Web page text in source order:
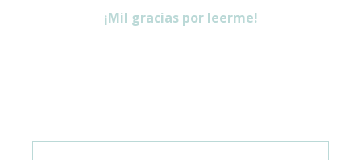
¡Mil gracias por leerme!